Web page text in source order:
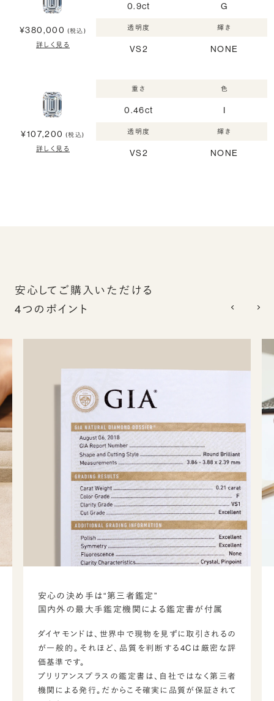
¥380,000 (税込)
詳しく見る
0.9ct G
透明度
VS2
輝き
NONE
¥107,200 (税込)
詳しく見る
重さ
0.46ct
色
I
透明度
VS2
輝き
NONE
安心してご購入いただける
4つのポイント
安心の決め手は“第三者鑑定”
国内外の最大手鑑定機関による鑑定書が付属
ダイヤモンドは、世界中で現物を見ずに取引されるの
が一般的。それほど、品質を判断する4Cは厳密な評
価基準です。
ブリリアンスプラスの鑑定書は、自社ではなく第三者
機関による発行。だからこそ確実に品質が保証されて